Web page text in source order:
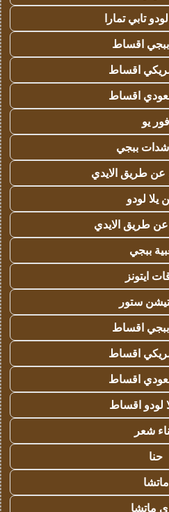
تابي تمارا
اقساط
اقساط
اقساط
فور يو
ببجي
طريق الايدي
لودو
طريق الايدي
ببجي
ايتونز
ستور
اقساط
اقساط
اقساط
لودو اقساط
شعر
حنا
ماتشا
ماتشا